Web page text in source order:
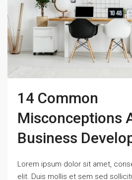
14 Common
Misconceptions
Business
Lorem ipsum dolor sit amet,
elit. Duis mollis et sem sed